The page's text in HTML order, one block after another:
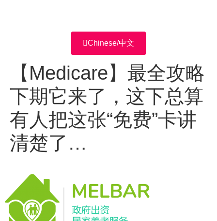
Chinese/中文
【Medicare】最全攻略
下期它来了，这下总算
有人把这张“免费”卡讲
清楚了…